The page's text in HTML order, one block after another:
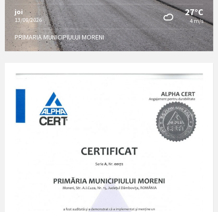
joi
13/08/2026
27°C
4 m/s
PRIMARIA MUNICIPIULUI MORENI